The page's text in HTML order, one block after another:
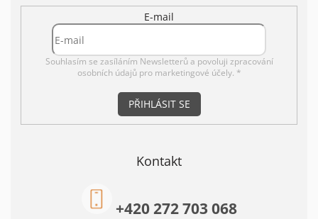
E-mail
Souhlasím se zasíláním Newsletterů a povoluji zpracování
osobních údajů pro marketingové účely. *
PŘIHLÁSIT SE
Kontakt
+420 272 703 068